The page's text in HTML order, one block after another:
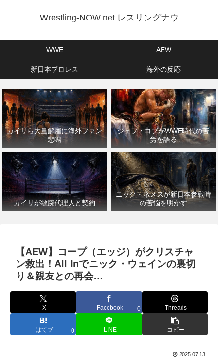
Wrestling-NOW.net レスリングナウ
WWE AEW
新日本プロレス 海外の反応
カイリら大量解雇に海外ファン
悲鳴
ジェフ・コブがWWE時代の苦
労を語る
カイリが敏腕代理人と契約
ニック・ネメスが新日本参戦時
の苦悩を明かす
【AEW】コープ（エッジ）がクリスチャ
ン救出！All Inでニック・ウェインの裏切
り＆親友との再会…
X Facebook 0 Threads
はてブ 0 LINE コピー
2025.07.13